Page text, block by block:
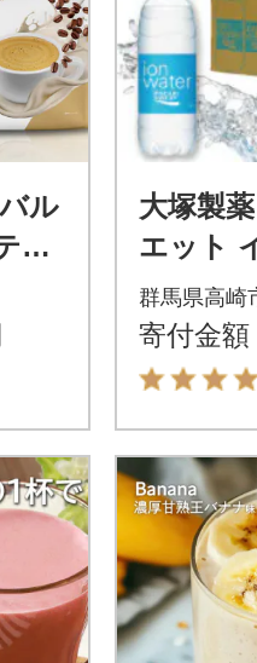
ル
イ
1
大塚製
エット
ター』
群馬県高崎
寄付金額